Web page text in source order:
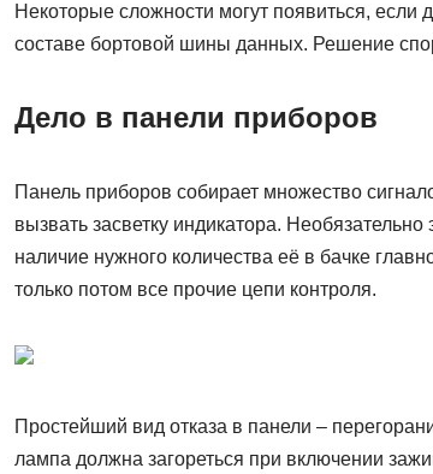
Некоторые сложности могут появиться, если
составе бортовой шины данных. Решение
Дело в панели приборов
Панель приборов собирает множество
вызвать засветку индикатора.
наличие нужного количества её в бачке
только потом все прочие цепи контроля.
Простейший вид отказа в панели –
лампа должна загореться при включении